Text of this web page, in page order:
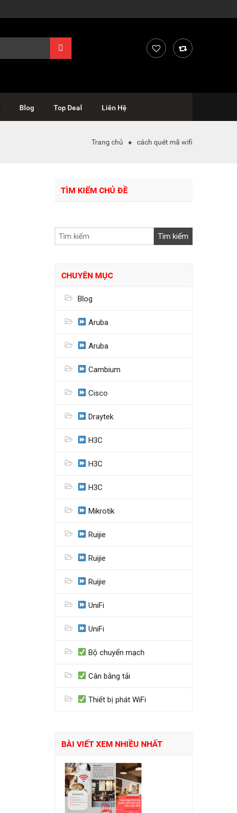
Blog Top Deal Liên Hệ
Trang chủ cách quét mã wifi
TÌM KIẾM CHỦ ĐỀ
kiếm:
CHUYÊN MỤC
Blog
Aruba
Aruba
Cambium
Cisco
Draytek
H3C
H3C
H3C
Mikrotik
Ruijie
Ruijie
Ruijie
UniFi
UniFi
Bộ chuyển mạch
Cân bằng tải
Thiết bị phát WiFi
BÀI VIẾT XEM NHIỀU NHẤT